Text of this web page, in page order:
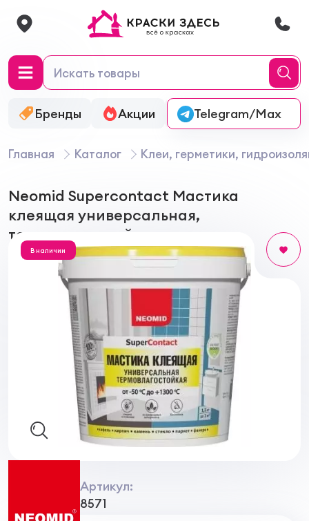
Бренды Акции Онлайн-колеровка
Telegram/Max
Главная Каталог Клеи, герметики,
Neomid Supercontact Мастика
клеящая универсальная,
термовлагостойкая
В наличии
Артикул:
8571